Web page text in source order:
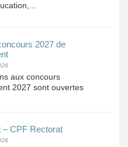
2027 de
aux concours
2027 sont ouvertes
– CPF Rectorat